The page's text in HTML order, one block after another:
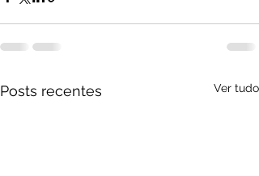
Posts recentes Ver tudo